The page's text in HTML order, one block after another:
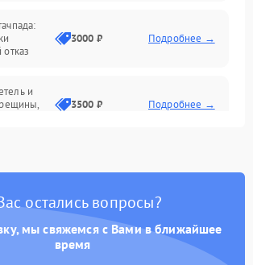
3000 ₽ Подробнее →
и
3500 ₽ Подробнее →
2500 ₽ Подробнее →
2000 ₽ Подробнее →
остались вопросы?
мы свяжемся с Вами в ближайшее
время